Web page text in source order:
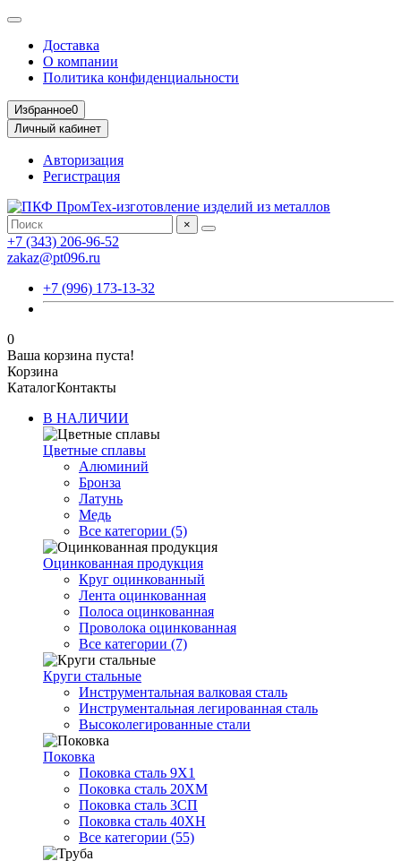
Доставка
О компании
Политика конфиденциальности
Избранное0
Личный кабинет
Авторизация
Регистрация
×
+7 (343) 206-96-52
zakaz@pt096.ru
+7 (996) 173-13-32
0
Ваша корзина пуста!
Корзина
КаталогКонтакты
В НАЛИЧИИ
Цветные сплавы
Алюминий
Бронза
Латунь
Медь
Все категории (5)
Оцинкованная продукция
Круг оцинкованный
Лента оцинкованная
Полоса оцинкованная
Проволока оцинкованная
Все категории (7)
Круги стальные
Инструментальная валковая сталь
Инструментальная легированная сталь
Высоколегированные стали
Поковка
Поковка сталь 9Х1
Поковка сталь 20ХМ
Поковка сталь 3СП
Поковка сталь 40ХН
Все категории (55)